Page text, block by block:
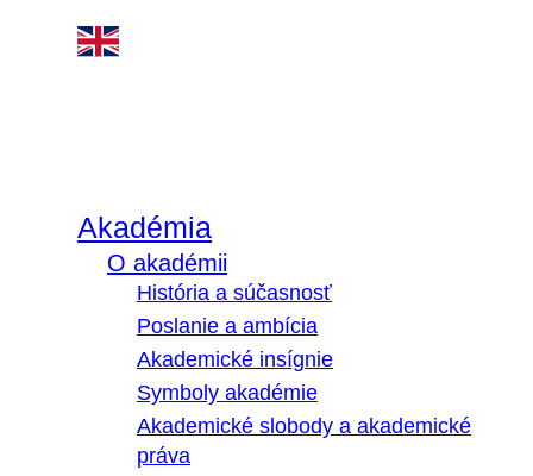
Akadémia
O akadémii
História a súčasnosť
Poslanie a ambícia
Akademické insígnie
Symboly akadémie
Akademické slobody a akademické
práva